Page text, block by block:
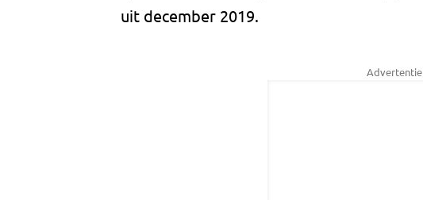
uit december 2019.
Advertentie